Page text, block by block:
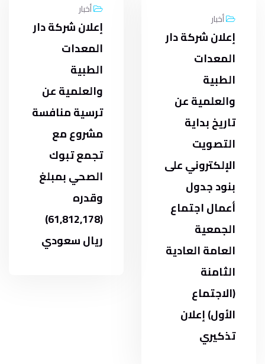
أخبار
إعلان شركة دار
المعدات
الطبية
والعلمية عن
تاريخ بداية
التصويت
الإلكتروني على
بنود جدول
أعمال اجتماع
الجمعية
العامة العادية
الثامنة
(الاجتماع
الأول) إعلان
تذكيري
أخبار
إعلان شركة دار
المعدات
الطبية
والعلمية عن
ترسية منافسة
مشروع مع
تجمع تبوك
الصحي بمبلغ
وقدره
(61,812,178)
ريال سعودي